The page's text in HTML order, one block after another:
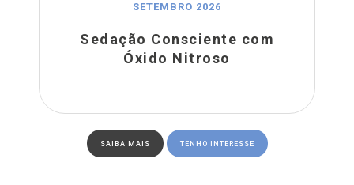
SETEMBRO 2026
Sedação Consciente com
Óxido Nitroso
SAIBA MAIS TENHO INTERESSE